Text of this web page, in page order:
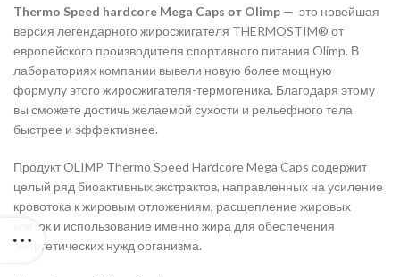
Thermo Speed hardcore Mega Caps от Olimp — это новейшая
версия легендарного жиросжигателя THERMOSTIM® от
европейского производителя спортивного питания Olimp. В
лабораториях компании вывели новую более мощную
формулу этого жиросжигателя-термогеника. Благодаря этому
вы сможете достичь желаемой сухости и рельефного тела
быстрее и эффективнее.
Продукт OLIMP Thermo Speed Hardcore Mega Caps содержит
целый ряд биоактивных экстрактов, направленных на усиление
кровотока к жировым отложениям, расщепление жировых
клеток и использование именно жира для обеспечения
энергетических нужд организма.